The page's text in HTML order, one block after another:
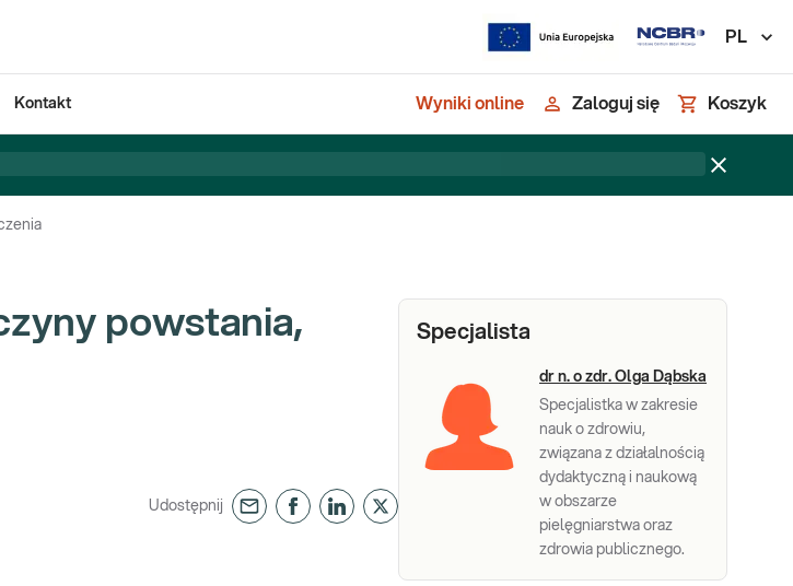
PL
Kontakt Wyniki online Zaloguj się Koszyk
powstania,
Udostępnij
Specjalista
dr n. o zdr. Olga Dąbska
Specjalistka w zakresie
nauk o zdrowiu,
związana z działalnością
dydaktyczną i naukową
w obszarze
pielęgniarstwa oraz
zdrowia publicznego.